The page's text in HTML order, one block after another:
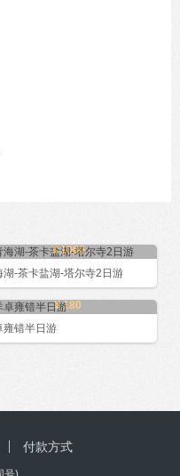
¥ 1060
湖-茶卡盐湖-塔尔寺2日游
¥ 180
雍错半日游
付款方式